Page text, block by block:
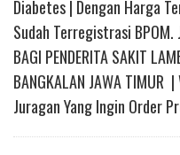
Diabetes | Dengan Harga
Sudah Terregistrasi BPOM.
BAGI PENDERITA SAKIT
BANGKALAN JAWA
Juragan Yang Ingin Order